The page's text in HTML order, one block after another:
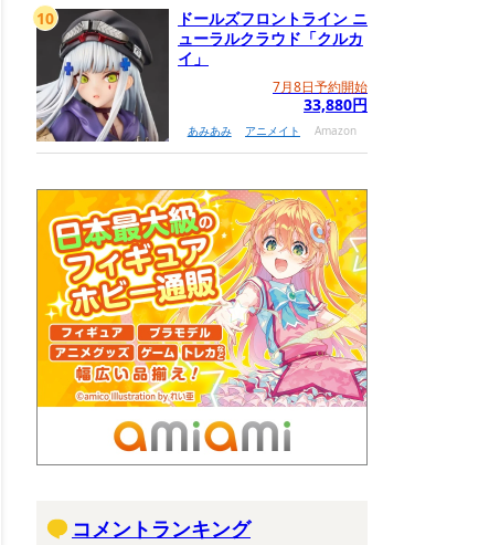
ドールズフロントライン ニ
ューラルクラウド「クルカ
イ」
7月8日予約開始
33,880円
あみあみ アニメイト Amazon
10
コメントランキング